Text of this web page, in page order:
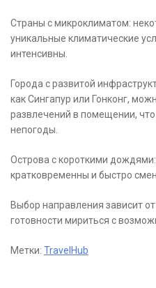
Страны с микроклиматом:
уникальные климатические
интенсивны.
Города с развитой
как Сингапур или Гонконг,
развлечений в помещении,
непогоды.
Острова с короткими
кратковременны и быстро
Выбор направления зависит
готовности мириться с
Метки: TravelHub